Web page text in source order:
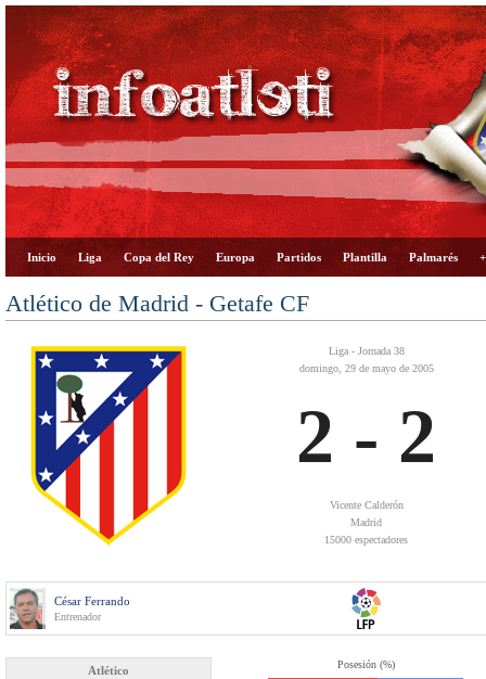
Inicio Liga Copa del Rey Europa Partidos Plantilla Palmarés
Atlético de Madrid - Getafe CF
Liga - Jornada 38
domingo, 29 de mayo de 2005
2 - 2
Vicente Calderón
Madrid
15000 espectadores
César Ferrando
Entrenador
Atlético Posesión (%)